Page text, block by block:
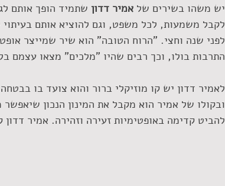
יש משהו בשירים של אמיר דדון שתמיד הופך אותם
לקבל משמעות, לכל משפט, וגם להוציא אותם
לפני שנה וחצי. "הרוח הטובה" הוא שיר שמייצר
התרבות בולו, וכך רבים שהיו "מלכים" מצאו עצמם
לאמיר דדון יש קו מוזיקלי ברור והוא צועד בו
ובקולו של אמיר הוא מקבל את המינון הנכון
להביט קדימה באופטימיות זעירה וזהירה. אמיר